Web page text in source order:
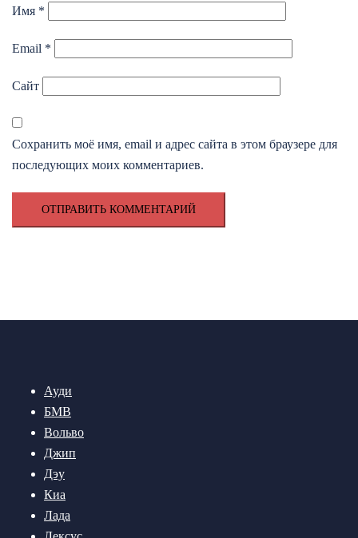
Имя *
Email *
Сайт
Сохранить моё имя, email и адрес сайта в этом браузере для
последующих моих комментариев.
Ауди
БМВ
Вольво
Джип
Дэу
Киа
Лада